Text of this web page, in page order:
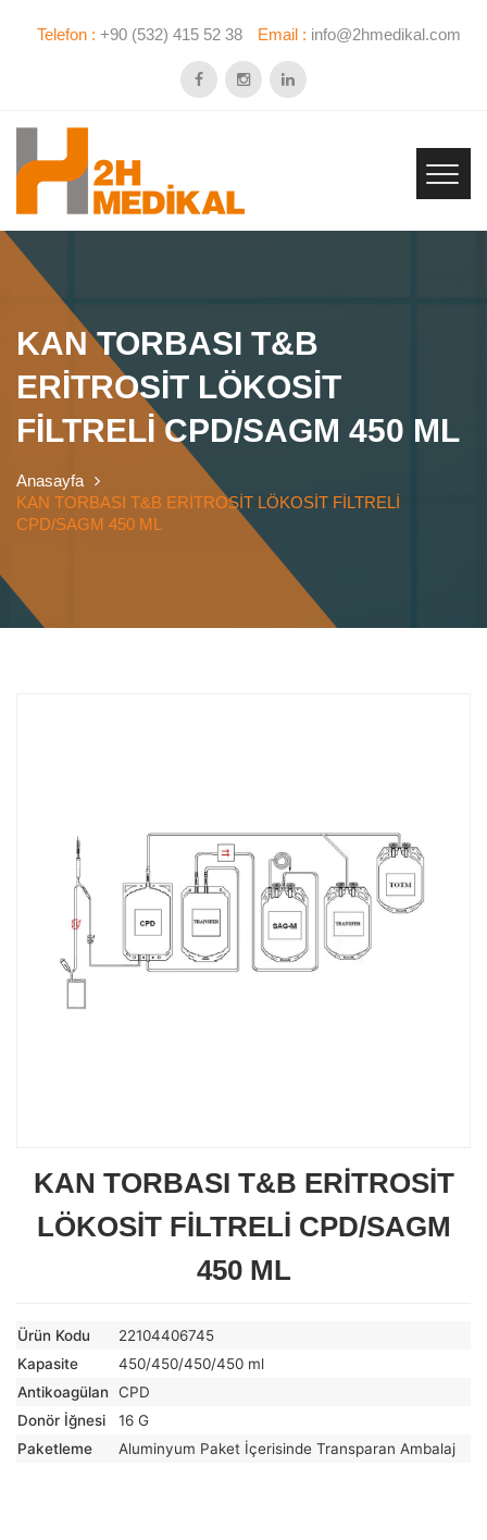
Telefon : +90 (532) 415 52 38 Email : info@2hmedikal.com
KAN TORBASI T&B
ERİTROSİT LÖKOSİT
FİLTRELİ CPD/SAGM 450 ML
Anasayfa
KAN TORBASI T&B ERİTROSİT LÖKOSİT FİLTRELİ
CPD/SAGM 450 ML
KAN TORBASI T&B ERİTROSİT
LÖKOSİT FİLTRELİ CPD/SAGM
450 ML
Ürün Kodu
22104406745
Kapasite
450/450/450/450 ml
Antikoagülan
CPD
Donör İğnesi
16 G
Paketleme
Aluminyum Paket İçerisinde Transparan Ambalaj